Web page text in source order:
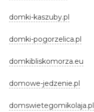
domki-kaszuby.pl
domki-pogorzelica.pl
domkibliskomorza.eu
domowe-jedzenie.pl
domswietegomikolaja.pl